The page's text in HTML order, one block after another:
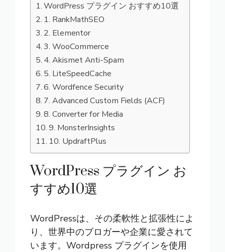
WordPress プラグイン おすすめ10選
1. RankMathSEO
2. Elementor
3. WooCommerce
4. Akismet Anti-Spam
5. LiteSpeedCache
6. Wordfence Security
7. Advanced Custom Fields (ACF)
8. Converter for Media
9. MonsterInsights
10. UpdraftPlus
WordPress プラグイン お
すすめ10選
WordPressは、その柔軟性と拡張性によ
り、世界中のブロガーや企業に愛されて
います。Wordpress プラグインを使用